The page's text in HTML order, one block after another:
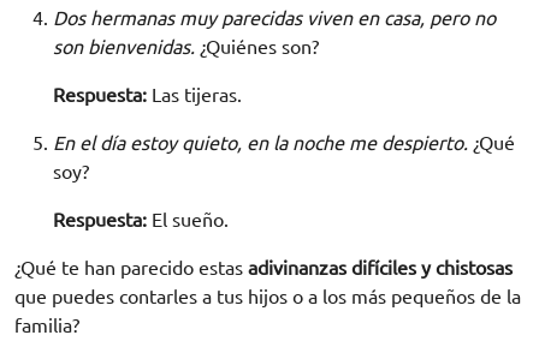
Dos hermanas muy parecidas viven en casa, pero no
son bienvenidas. ¿Quiénes son?
Respuesta: Las tijeras.
En el día estoy quieto, en la noche me despierto. ¿Qué
soy?
Respuesta: El sueño.
¿Qué te han parecido estas adivinanzas difíciles y chistosas
que puedes contarles a tus hijos o a los más pequeños de la
familia?